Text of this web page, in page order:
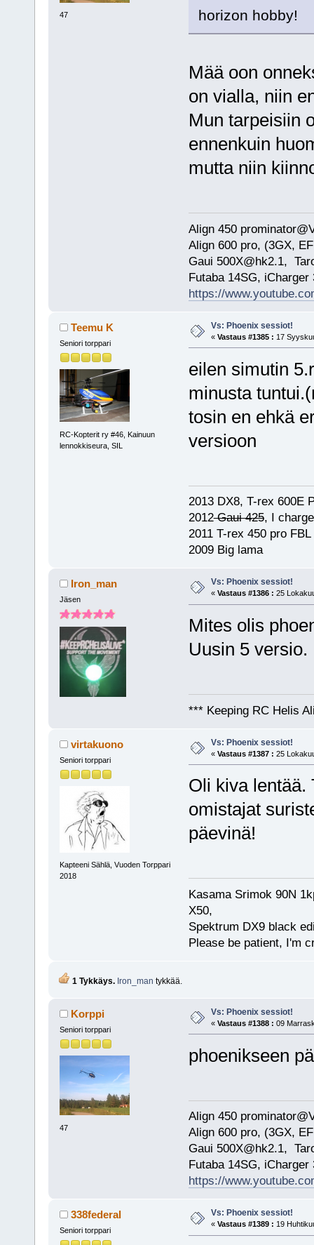
47 horizon hobby!
Mää oon
on vialla, niin
Mun tarpeisiin
ennenkuin
mutta niin
Align 450
Align 600 pro, (3GX,
Gaui 500X@hk2.1,
Futaba 14SG, iCharger
https://
Teemu K
Seniori torppari
RC-Kopterit ry #46, Kainuun
lennokkiseura, SIL
Vs: Phoenix sessiot!
« Vastaus #1385 : 17
eilen simutin
minusta
tosin en ehkä
versioon
2013 DX8, T-rex 600E
2012Gaui 425, I
2011 T-rex 450 pro
2009 Big lama
Iron_man
Jäsen
Vs: Phoenix sessiot!
« Vastaus #1386 : 25
Mites olis
Uusin 5 versio.
*** Keeping RC Helis
virtakuono
Seniori torppari
Kapteeni Sählä, Vuoden Torppari
2018
Vs: Phoenix sessiot!
« Vastaus #1387 : 25
Oli kiva lentää.
omistajat
päevinä!
Kasama Srimok 90N
X50,
Spektrum DX9 black
Please be patient, I'm
1 Tykkäys. Iron_man tykkää.
Korppi
Seniori torppari
47
Vs: Phoenix sessiot!
« Vastaus #1388 : 09
phoenikseen
Align 450
Align 600 pro, (3GX,
Gaui 500X@hk2.1,
Futaba 14SG, iCharger
https://
338federal
Seniori torppari
Vs: Phoenix sessiot!
« Vastaus #1389 : 19